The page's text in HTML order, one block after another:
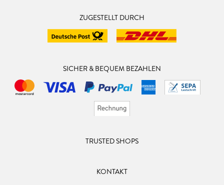
ZUGESTELLT DURCH
SICHER & BEQUEM BEZAHLEN
TRUSTED SHOPS
KONTAKT